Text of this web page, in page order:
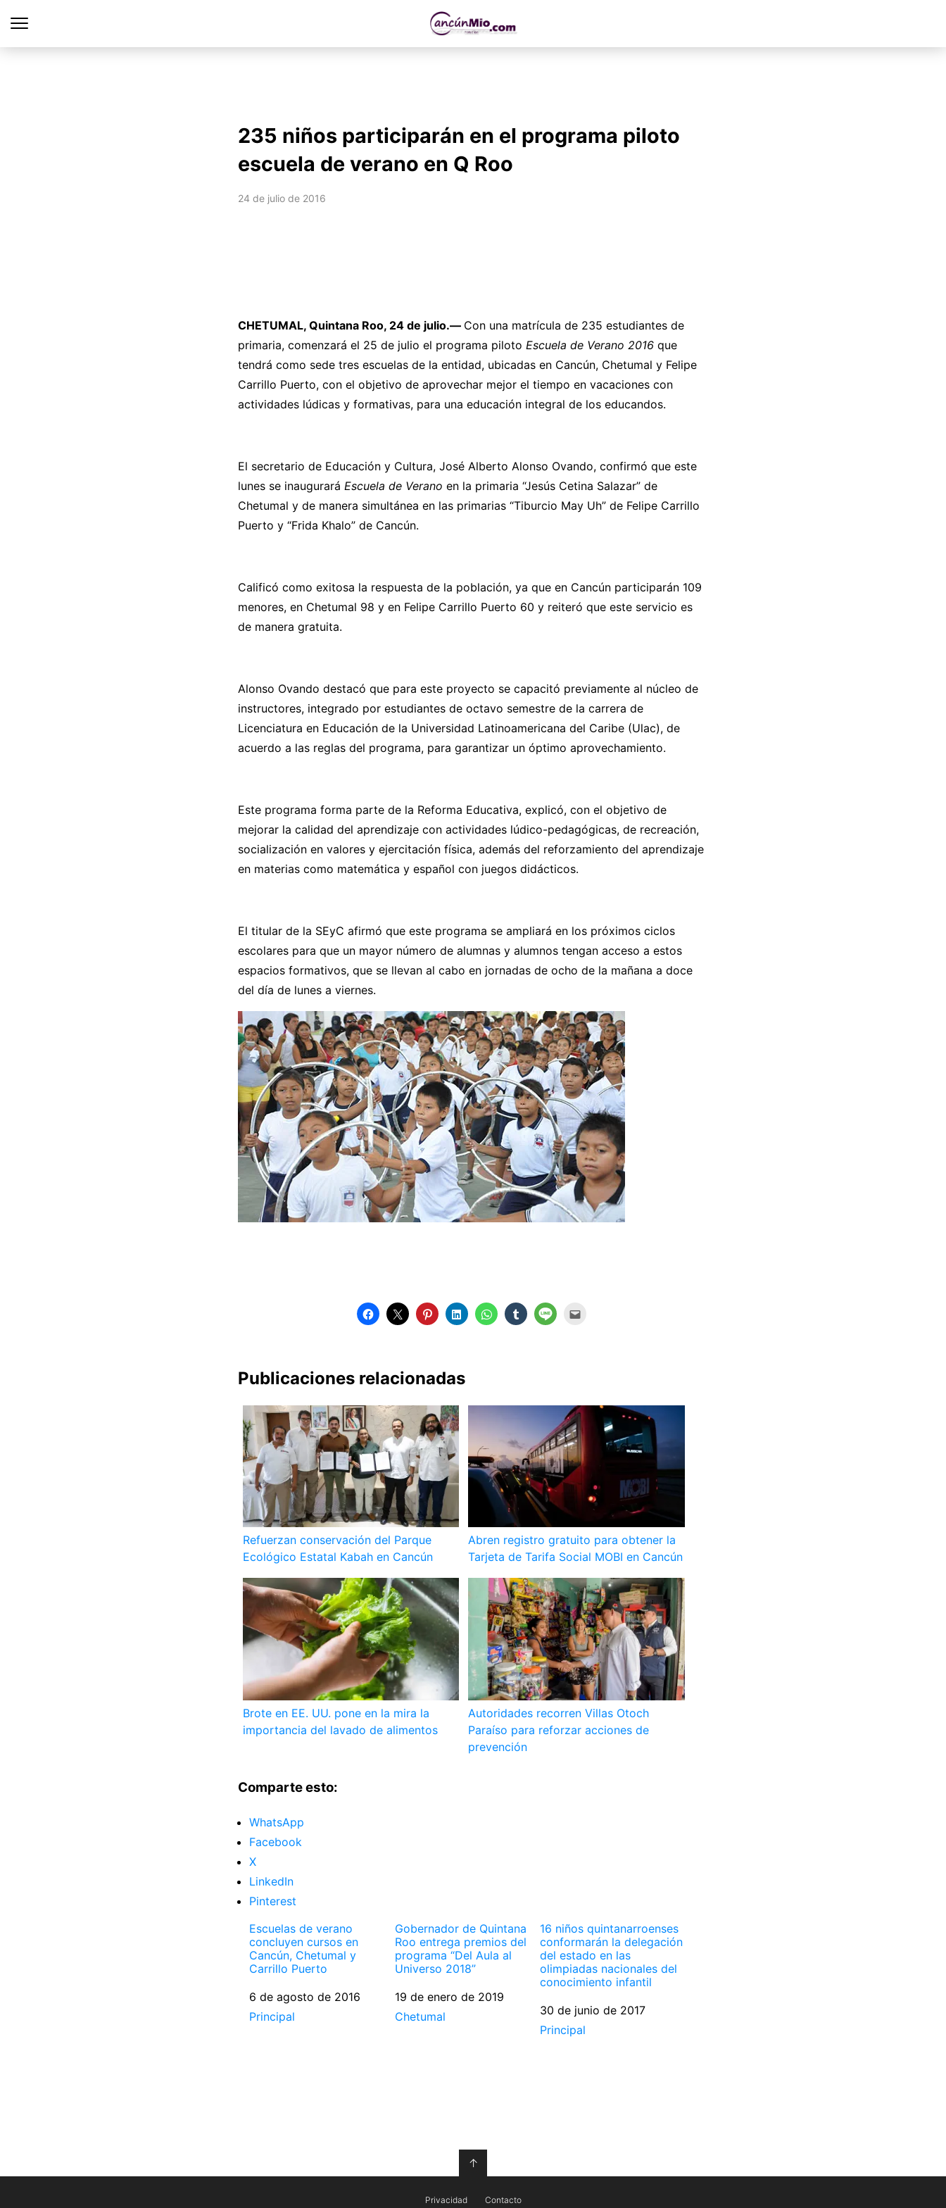
235 niños participarán en el programa piloto
escuela de verano en Q Roo
24 de julio de 2016
CHETUMAL, Quintana Roo, 24 de julio.— Con una matrícula de 235 estudiantes de
primaria, comenzará el 25 de julio el programa piloto Escuela de Verano 2016 que
tendrá como sede tres escuelas de la entidad, ubicadas en Cancún, Chetumal y Felipe
Carrillo Puerto, con el objetivo de aprovechar mejor el tiempo en vacaciones con
actividades lúdicas y formativas, para una educación integral de los educandos.
El secretario de Educación y Cultura, José Alberto Alonso Ovando, confirmó que este
lunes se inaugurará Escuela de Verano en la primaria “Jesús Cetina Salazar” de
Chetumal y de manera simultánea en las primarias “Tiburcio May Uh” de Felipe Carrillo
Puerto y “Frida Khalo” de Cancún.
Calificó como exitosa la respuesta de la población, ya que en Cancún participarán 109
menores, en Chetumal 98 y en Felipe Carrillo Puerto 60 y reiteró que este servicio es
de manera gratuita.
Alonso Ovando destacó que para este proyecto se capacitó previamente al núcleo de
instructores, integrado por estudiantes de octavo semestre de la carrera de
Licenciatura en Educación de la Universidad Latinoamericana del Caribe (Ulac), de
acuerdo a las reglas del programa, para garantizar un óptimo aprovechamiento.
Este programa forma parte de la Reforma Educativa, explicó, con el objetivo de
mejorar la calidad del aprendizaje con actividades lúdico-pedagógicas, de recreación,
socialización en valores y ejercitación física, además del reforzamiento del aprendizaje
en materias como matemática y español con juegos didácticos.
El titular de la SEyC afirmó que este programa se ampliará en los próximos ciclos
escolares para que un mayor número de alumnas y alumnos tengan acceso a estos
espacios formativos, que se llevan al cabo en jornadas de ocho de la mañana a doce
del día de lunes a viernes.
Publicaciones relacionadas
Refuerzan conservación del Parque
Ecológico Estatal Kabah en Cancún
Abren registro gratuito para obtener la
Tarjeta de Tarifa Social MOBI en Cancún
Brote en EE. UU. pone en la mira la
importancia del lavado de alimentos
Autoridades recorren Villas Otoch
Paraíso para reforzar acciones de
prevención
Comparte esto:
WhatsApp
Facebook
X
LinkedIn
Pinterest
Escuelas de verano
concluyen cursos en
Cancún, Chetumal y
Carrillo Puerto
Fecha
6 de agosto de 2016
Respecto a
Principal
Gobernador de Quintana
Roo entrega premios del
programa “Del Aula al
Universo 2018”
Fecha
19 de enero de 2019
Respecto a
Chetumal
16 niños quintanarroenses
conformarán la delegación
del estado en las
olimpiadas nacionales del
conocimiento infantil
Fecha
30 de junio de 2017
Respecto a
Principal
↑
Privacidad Contacto